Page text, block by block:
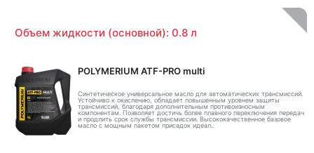
Объем жидкости (основной): 0.8 л
POLYMERIUM ATF-PRO multi
Синтетическое универсальное масло для автоматических трансмиссий.
Устойчиво к окислению, обладает повышенным уровнем защиты
трансмиссий, благодаря дополнительным противоизносным
компонентам. Позволяет достичь более плавного переключения передач
и продлить срок службы трансмиссии. Высококачественное базовое
масло с мощным пакетом присадок идеал..